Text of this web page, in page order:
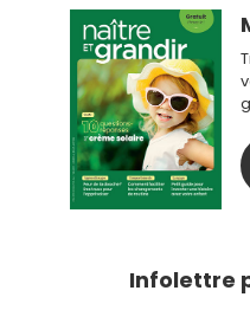
Infolettre